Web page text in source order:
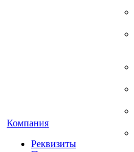
Компания
Реквизиты